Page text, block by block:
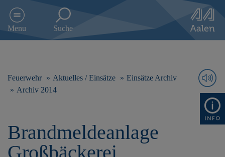
e
Menu Suche
Feuerwehr Aktuelles / Einsätze
Einsätze Archiv
Archiv 2014
Brandmeldeanlage
Großbäckerei